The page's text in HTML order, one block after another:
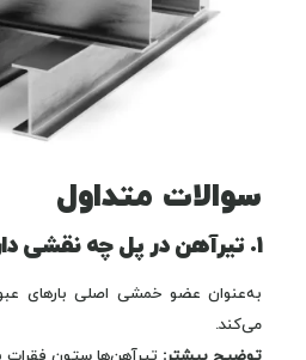
سوالات متداول
۱. تیرآهن در پل چه نقشی دارد؟
به‌عنوان عضو خمشی اصلی بارهای
می‌کند.